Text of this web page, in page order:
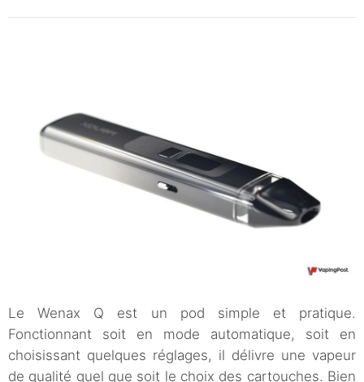
Le Wenax Q est un pod simple et pratique.
Fonctionnant soit en mode automatique, soit en
choisissant quelques réglages, il délivre une vapeur
de qualité quel que soit le choix des cartouches. Bien